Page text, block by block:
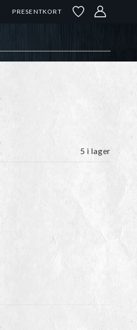
PRESENTKORT
5 i lager